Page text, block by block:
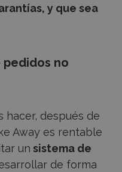
y que sea
pedidos no
hacer, después de
Away es rentable
un sistema de
de forma